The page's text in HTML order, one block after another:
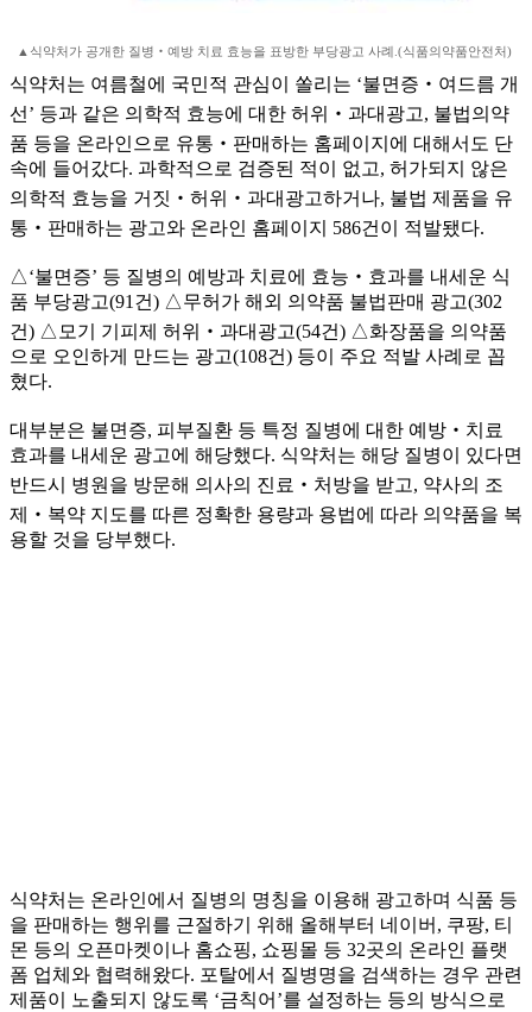
▲식약처가 공개한 질병‧예방 치료 효능을 표방한 부당광고 사례.(식품의약품안전처)
식약처는 여름철에 국민적 관심이 쏠리는 ‘불면증‧여드름 개
선’ 등과 같은 의학적 효능에 대한 허위‧과대광고, 불법의약
품 등을 온라인으로 유통‧판매하는 홈페이지에 대해서도 단
속에 들어갔다. 과학적으로 검증된 적이 없고, 허가되지 않은
의학적 효능을 거짓‧허위‧과대광고하거나, 불법 제품을 유
통‧판매하는 광고와 온라인 홈페이지 586건이 적발됐다.
△‘불면증’ 등 질병의 예방과 치료에 효능‧효과를 내세운 식
품 부당광고(91건) △무허가 해외 의약품 불법판매 광고(302
건) △모기 기피제 허위‧과대광고(54건) △화장품을 의약품
으로 오인하게 만드는 광고(108건) 등이 주요 적발 사례로 꼽
혔다.
대부분은 불면증, 피부질환 등 특정 질병에 대한 예방‧치료
효과를 내세운 광고에 해당했다. 식약처는 해당 질병이 있다면
반드시 병원을 방문해 의사의 진료‧처방을 받고, 약사의 조
제‧복약 지도를 따른 정확한 용량과 용법에 따라 의약품을 복
용할 것을 당부했다.
식약처는 온라인에서 질병의 명칭을 이용해 광고하며 식품 등
을 판매하는 행위를 근절하기 위해 올해부터 네이버, 쿠팡, 티
몬 등의 오픈마켓이나 홈쇼핑, 쇼핑몰 등 32곳의 온라인 플랫
폼 업체와 협력해왔다. 포탈에서 질병명을 검색하는 경우 관련
제품이 노출되지 않도록 ‘금칙어’를 설정하는 등의 방식으로